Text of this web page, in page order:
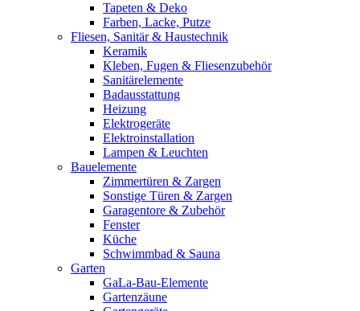
Tapeten & Deko
Farben, Lacke, Putze
Fliesen, Sanitär & Haustechnik
Keramik
Kleben, Fugen & Fliesenzubehör
Sanitärelemente
Badausstattung
Heizung
Elektrogeräte
Elektroinstallation
Lampen & Leuchten
Bauelemente
Zimmertüren & Zargen
Sonstige Türen & Zargen
Garagentore & Zubehör
Fenster
Küche
Schwimmbad & Sauna
Garten
GaLa-Bau-Elemente
Gartenzäune